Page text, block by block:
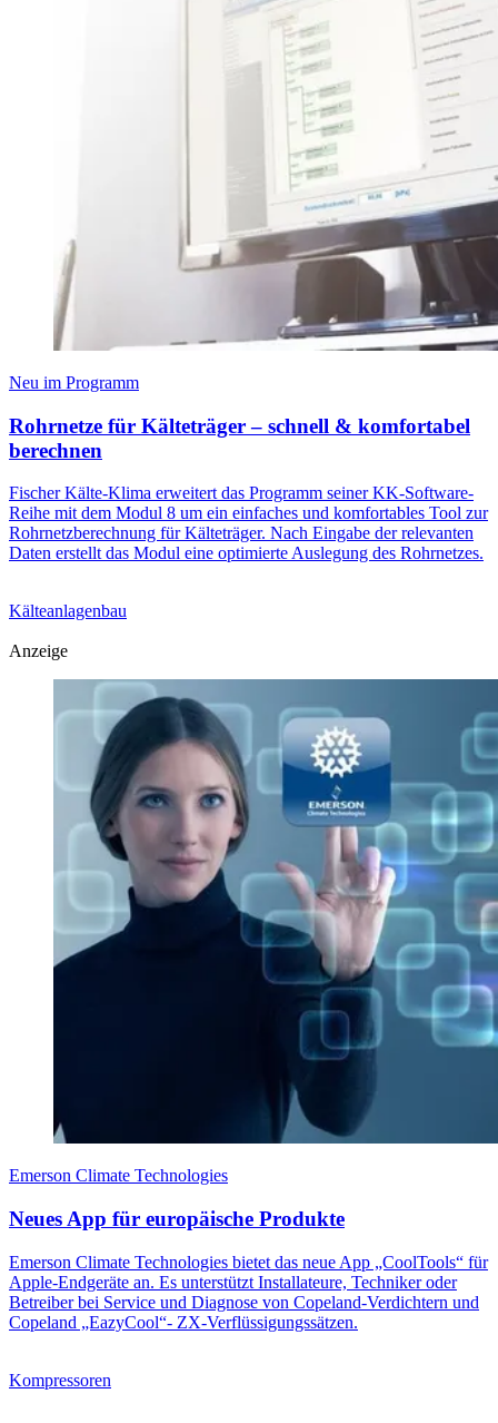
Neu im Programm
Rohrnetze für Kälteträger – schnell & komfortabel
berechnen
Fischer Kälte-Klima erweitert das Programm seiner KK-Software-
Reihe mit dem Modul 8 um ein einfaches und komfortables Tool zur
Rohrnetzberechnung für Kälteträger. Nach Eingabe der relevanten
Daten erstellt das Modul eine optimierte Auslegung des Rohrnetzes.
Kälteanlagenbau
Anzeige
Emerson Climate Technologies
Neues App für europäische Produkte
Emerson Climate Technologies bietet das neue App „CoolTools“ für
Apple-Endgeräte an. Es unterstützt Installateure, Techniker oder
Betreiber bei Service und Diagnose von Copeland-Verdichtern und
Copeland „EazyCool“- ZX-Verflüssigungssätzen.
Kompressoren